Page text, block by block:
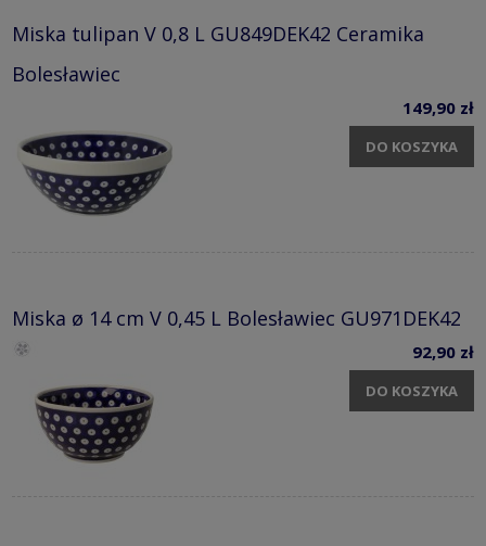
Miska tulipan V 0,8 L GU849DEK42 Ceramika
Bolesławiec
149,90 zł
DO KOSZYKA
Miska ø 14 cm V 0,45 L Bolesławiec GU971DEK42
92,90 zł
DO KOSZYKA